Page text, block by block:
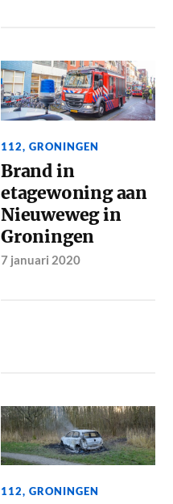
112,GRONINGEN
Brand in
etagewoning aan
Nieuweweg in
Groningen
7 januari 2020
112,GRONINGEN